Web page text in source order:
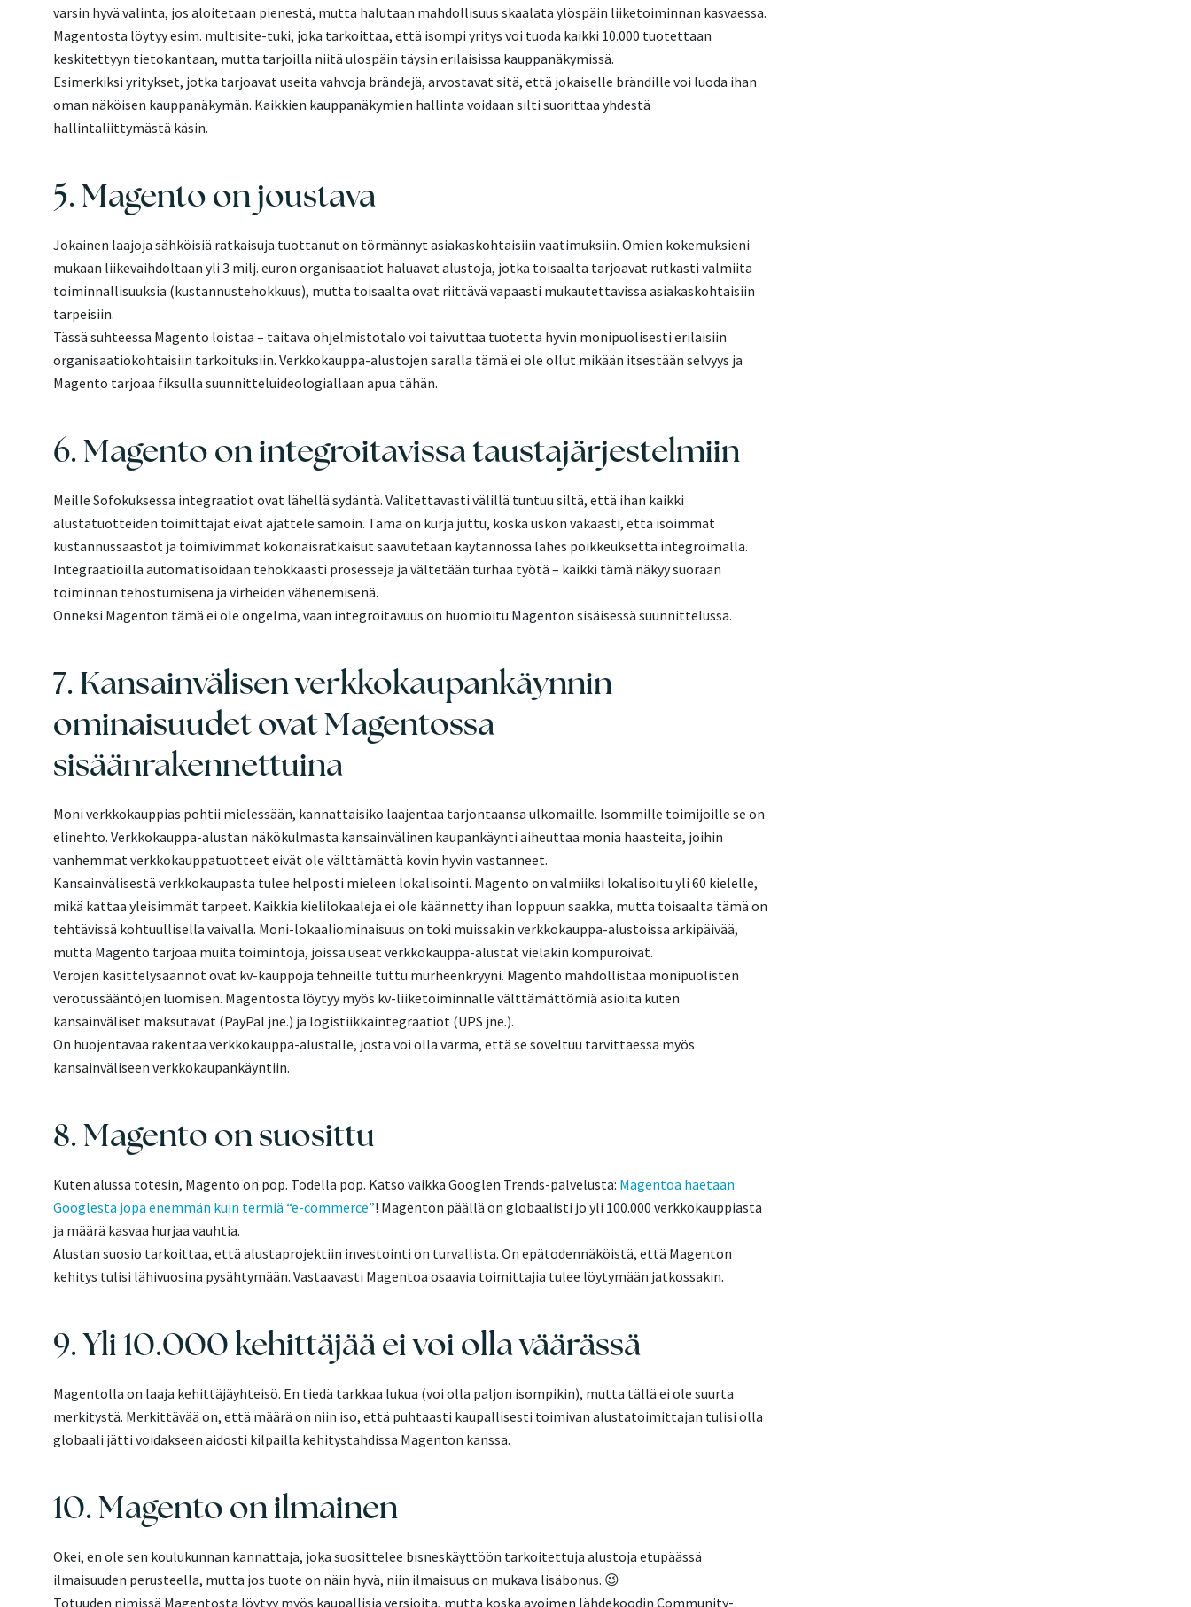
varsin hyvä valinta, jos aloitetaan pienestä, mutta halutaan mahdollisuus skaalata ylöspäin liiketoiminnan kasvaessa.
Magentosta löytyy esim. multisite-tuki, joka tarkoittaa, että isompi yritys voi tuoda kaikki 10.000 tuotettaan
keskitettyyn tietokantaan, mutta tarjoilla niitä ulospäin täysin erilaisissa kauppanäkymissä.
Esimerkiksi yritykset, jotka tarjoavat useita vahvoja brändejä, arvostavat sitä, että jokaiselle brändille voi luoda ihan
oman näköisen kauppanäkymän. Kaikkien kauppanäkymien hallinta voidaan silti suorittaa yhdestä
hallintaliittymästä käsin.
5. Magento on joustava
Jokainen laajoja sähköisiä ratkaisuja tuottanut on törmännyt asiakaskohtaisiin vaatimuksiin. Omien kokemuksieni
mukaan liikevaihdoltaan yli 3 milj. euron organisaatiot haluavat alustoja, jotka toisaalta tarjoavat rutkasti valmiita
toiminnallisuuksia (kustannustehokkuus), mutta toisaalta ovat riittävä vapaasti mukautettavissa asiakaskohtaisiin
tarpeisiin.
Tässä suhteessa Magento loistaa – taitava ohjelmistotalo voi taivuttaa tuotetta hyvin monipuolisesti erilaisiin
organisaatiokohtaisiin tarkoituksiin. Verkkokauppa-alustojen saralla tämä ei ole ollut mikään itsestään selvyys ja
Magento tarjoaa fiksulla suunnitteluideologiallaan apua tähän.
6. Magento on integroitavissa taustajärjestelmiin
Meille Sofokuksessa integraatiot ovat lähellä sydäntä. Valitettavasti välillä tuntuu siltä, että ihan kaikki
alustatuotteiden toimittajat eivät ajattele samoin. Tämä on kurja juttu, koska uskon vakaasti, että isoimmat
kustannussäästöt ja toimivimmat kokonaisratkaisut saavutetaan käytännössä lähes poikkeuksetta integroimalla.
Integraatioilla automatisoidaan tehokkaasti prosesseja ja vältetään turhaa työtä – kaikki tämä näkyy suoraan
toiminnan tehostumisena ja virheiden vähenemisenä.
Onneksi Magenton tämä ei ole ongelma, vaan integroitavuus on huomioitu Magenton sisäisessä suunnittelussa.
7. Kansainvälisen verkkokaupankäynnin
ominaisuudet ovat Magentossa
sisäänrakennettuina
Moni verkkokauppias pohtii mielessään, kannattaisiko laajentaa tarjontaansa ulkomaille. Isommille toimijoille se on
elinehto. Verkkokauppa-alustan näkökulmasta kansainvälinen kaupankäynti aiheuttaa monia haasteita, joihin
vanhemmat verkkokauppatuotteet eivät ole välttämättä kovin hyvin vastanneet.
Kansainvälisestä verkkokaupasta tulee helposti mieleen lokalisointi. Magento on valmiiksi lokalisoitu yli 60 kielelle,
mikä kattaa yleisimmät tarpeet. Kaikkia kielilokaaleja ei ole käännetty ihan loppuun saakka, mutta toisaalta tämä on
tehtävissä kohtuullisella vaivalla. Moni-lokaaliominaisuus on toki muissakin verkkokauppa-alustoissa arkipäivää,
mutta Magento tarjoaa muita toimintoja, joissa useat verkkokauppa-alustat vieläkin kompuroivat.
Verojen käsittelysäännöt ovat kv-kauppoja tehneille tuttu murheenkryyni. Magento mahdollistaa monipuolisten
verotussääntöjen luomisen. Magentosta löytyy myös kv-liiketoiminnalle välttämättömiä asioita kuten
kansainväliset maksutavat (PayPal jne.) ja logistiikkaintegraatiot (UPS jne.).
On huojentavaa rakentaa verkkokauppa-alustalle, josta voi olla varma, että se soveltuu tarvittaessa myös
kansainväliseen verkkokaupankäyntiin.
8. Magento on suosittu
Kuten alussa totesin, Magento on pop. Todella pop. Katso vaikka Googlen Trends-palvelusta: Magentoa haetaan
Googlesta jopa enemmän kuin termiä “e-commerce”! Magenton päällä on globaalisti jo yli 100.000 verkkokauppiasta
ja määrä kasvaa hurjaa vauhtia.
Alustan suosio tarkoittaa, että alustaprojektiin investointi on turvallista. On epätodennäköistä, että Magenton
kehitys tulisi lähivuosina pysähtymään. Vastaavasti Magentoa osaavia toimittajia tulee löytymään jatkossakin.
9. Yli 10.000 kehittäjää ei voi olla väärässä
Magentolla on laaja kehittäjäyhteisö. En tiedä tarkkaa lukua (voi olla paljon isompikin), mutta tällä ei ole suurta
merkitystä. Merkittävää on, että määrä on niin iso, että puhtaasti kaupallisesti toimivan alustatoimittajan tulisi olla
globaali jätti voidakseen aidosti kilpailla kehitystahdissa Magenton kanssa.
10. Magento on ilmainen
Okei, en ole sen koulukunnan kannattaja, joka suosittelee bisneskäyttöön tarkoitettuja alustoja etupäässä
ilmaisuuden perusteella, mutta jos tuote on näin hyvä, niin ilmaisuus on mukava lisäbonus. 😉
Totuuden nimissä Magentosta löytyy myös kaupallisia versioita, mutta koska avoimen lähdekoodin Community-